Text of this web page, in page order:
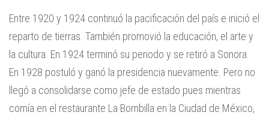
Entre 1920 y 1924 continuó la pacificación del país e inició el
reparto de tierras. También promovió la educación, el arte y
la cultura. En 1924 terminó su periodo y se retiró a Sonora.
En 1928 postuló y ganó la presidencia nuevamente. Pero no
llegó a consolidarse como jefe de estado pues mientras
comía en el restaurante La Bombilla en la Ciudad de México,